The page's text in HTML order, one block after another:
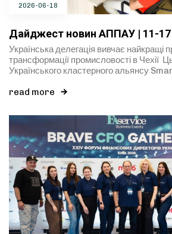
2026-06-18
Дайджест новин АППАУ | 11-17
Українська делегація вивчає найкращі
трансформації промисловості в Чехії
Українського кластерного альянсу
read more